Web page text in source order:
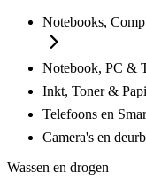
Notebooks,
Notebook, PC &
Inkt, Toner &
Telefoons en
Camera's en
Wassen en drogen